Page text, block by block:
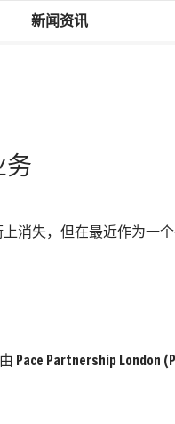
新闻资讯
务
上消失，但在最近作为一
Partnership London